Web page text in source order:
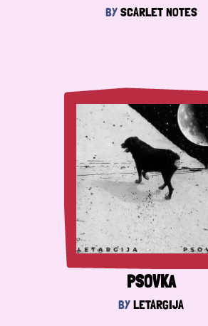
BYSCARLET NOTES
PSOVKA
BYLETARGIJA